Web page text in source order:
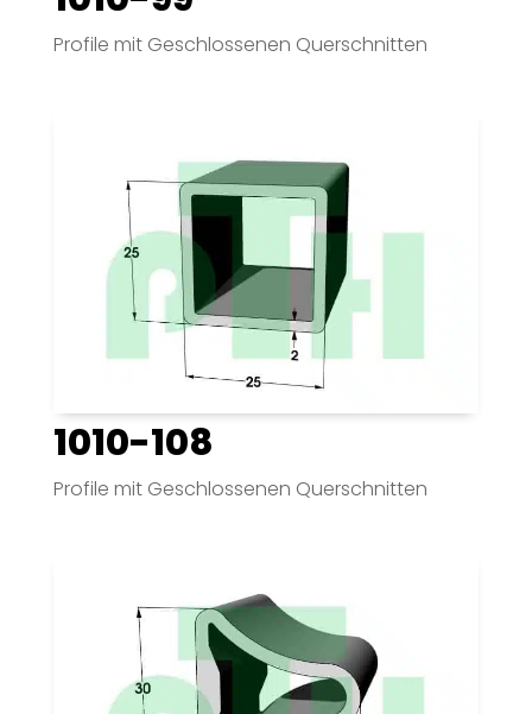
Profile mit Geschlossenen Querschnitten
1010-108
Profile mit Geschlossenen Querschnitten